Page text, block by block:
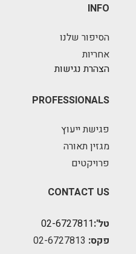
INFO
הסיפור שלנו
אחריות
הצהרת נגישות
PROFESSIONALS
פגישת ייעוץ
מגזין תאורה
פרויקטים
CONTACT US
טל':02-6727811
פקס: